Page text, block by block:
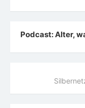
Podcast: Alter,